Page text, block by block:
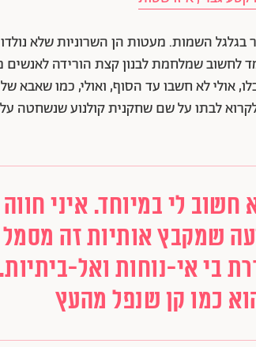
לחשוב שמלחמת לבנון קצת הורידה
אולי לא חשבו עד הסוף, ואולי, כמו שאבא
לבתו על שם שחקנית קולנוע שנשחטה
לי במיוחד. איני
שמקבץ אותיות זה מסמל
בי אי-נוחות ואל-
כמו קן שנפל מהעץ